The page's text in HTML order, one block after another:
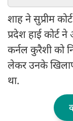
शाह ने सुप्रीम
प्रदेश हाई कोर्ट
कर्नल कुरैशी को
लेकर उनके
था.